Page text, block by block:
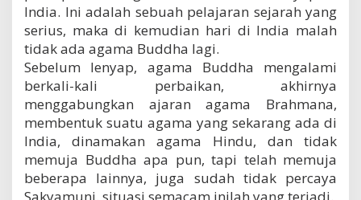
India. Ini adalah sebuah pelajaran sejarah yang
serius, maka di kemudian hari di India malah
tidak ada agama Buddha lagi.
Sebelum lenyap, agama Buddha mengalami
berkali-kali perbaikan, akhirnya
menggabungkan ajaran agama Brahmana,
membentuk suatu agama yang sekarang ada di
India, dinamakan agama Hindu, dan tidak
memuja Buddha apa pun, tapi telah memuja
beberapa lainnya, juga sudah tidak percaya